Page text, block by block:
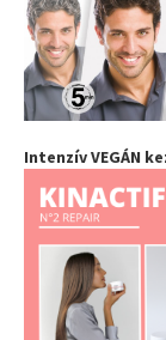
Intenzív VEGÁN